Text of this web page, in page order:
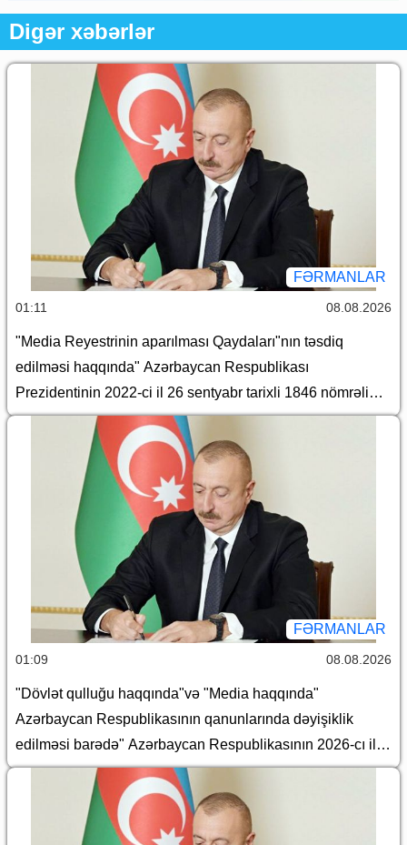
Digər xəbərlər
FƏRMANLAR
01:11 08.08.2026
"Media Reyestrinin aparılması Qaydaları"nın təsdiq
edilməsi haqqında" Azərbaycan Respublikası
Prezidentinin 2022-ci il 26 sentyabr tarixli 1846 nömrəli
Fərmanında dəyişiklik edilməsi barədə
FƏRMANLAR
01:09 08.08.2026
"Dövlət qulluğu haqqında"və "Media haqqında"
Azərbaycan Respublikasının qanunlarında dəyişiklik
edilməsi barədə" Azərbaycan Respublikasının 2026-cı il
14 iyul tarixli 449-VIIQD nömrəli Qanununun tətbiqi və
bununla əlaqədar bəzi məsələlərin tənzimlənməsi